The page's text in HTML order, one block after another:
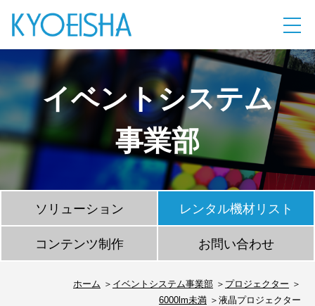
イベントシステム
事業部
ソリューション レンタル機材リスト
コンテンツ制作 お問い合わせ
ホーム イベントシステム事業部
プロジェクター
6000lm未満
液晶プロジェクター